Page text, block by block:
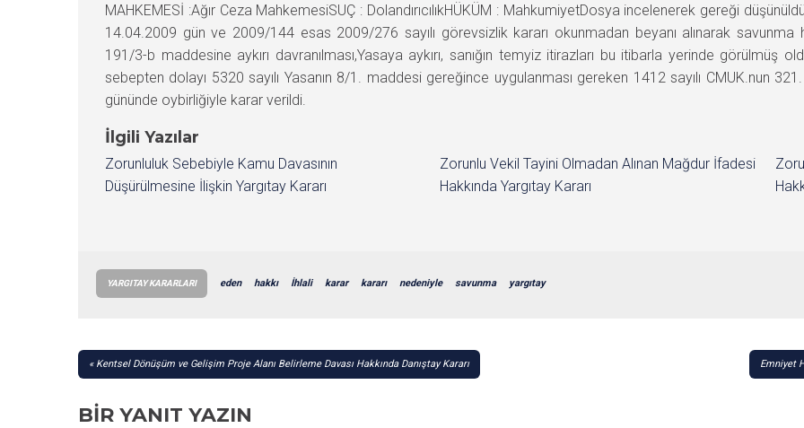
MAHKEMESİ :Ağır Ceza MahkemesiSUÇ : DolandırıcılıkHÜKÜM : MahkumiyetDosya incelenerek gereği
14.04.2009 gün ve 2009/144 esas 2009/276 sayılı görevsizlik kararı okunmadan beyanı alınarak savunma
191/3-b maddesine aykırı davranılması,Yasaya aykırı, sanığın temyiz itirazları bu itibarla yerinde görülmüş
sebepten dolayı 5320 sayılı Yasanın 8/1. maddesi gereğince uygulanması gereken 1412 sayılı CMUK.nun
gününde oybirliğiyle karar verildi.
İlgili Yazılar
Zorunluluk Sebebiyle Kamu Davasının
Düşürülmesine İlişkin Yargıtay Kararı
Zorunlu Vekil Tayini Olmadan Alınan Mağdur İfadesi
Hakkında Yargıtay Kararı
YARGITAY KARARLARI eden hakkı İhlali karar kararı nedeniyle savunma yargıtay
YAZI
Kentsel Dönüşüm ve Gelişim Proje Alanı Belirleme Davası Hakkında Danıştay Kararı Emniyet
BIR YANIT YAZIN